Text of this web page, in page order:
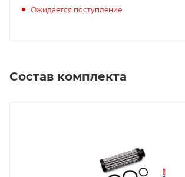
Ожидается поступление
Состав комплекта